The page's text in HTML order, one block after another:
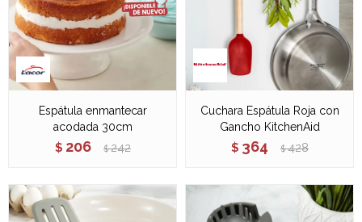
Espátula enmantecar
acodada 30cm
$ 206 $ 242
Cuchara Espátula Roja con
Gancho KitchenAid
$ 364 $ 428